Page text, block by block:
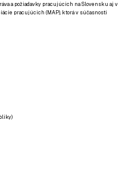
a požiadavky pracujúcich na Slovensku aj v
pracujúcich (MAP), ktorá v súčasnosti